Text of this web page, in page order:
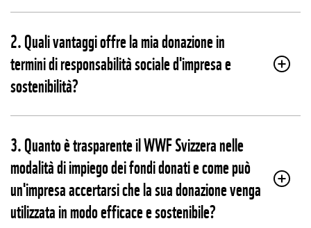
2. Quali vantaggi offre la mia donazione in
termini di responsabilità sociale d'impresa e
sostenibilità?
3. Quanto è trasparente il WWF Svizzera nelle
modalità di impiego dei fondi donati e come può
un'impresa accertarsi che la sua donazione venga
utilizzata in modo efficace e sostenibile?